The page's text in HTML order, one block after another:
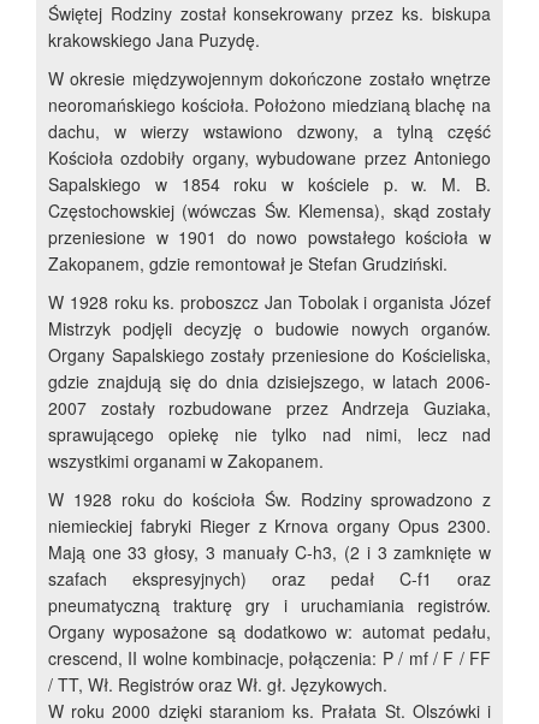
Świętej Rodziny został konsekrowany przez ks. biskupa
krakowskiego Jana Puzydę.
W okresie międzywojennym dokończone zostało wnętrze
neoromańskiego kościoła. Położono miedzianą blachę na
dachu, w wierzy wstawiono dzwony, a tylną część
Kościoła ozdobiły organy, wybudowane przez Antoniego
Sapalskiego w 1854 roku w kościele p. w. M. B.
Częstochowskiej (wówczas Św. Klemensa), skąd zostały
przeniesione w 1901 do nowo powstałego kościoła w
Zakopanem, gdzie remontował je Stefan Grudziński.
W 1928 roku ks. proboszcz Jan Tobolak i organista Józef
Mistrzyk podjęli decyzję o budowie nowych organów.
Organy Sapalskiego zostały przeniesione do Kościeliska,
gdzie znajdują się do dnia dzisiejszego, w latach 2006-
2007 zostały rozbudowane przez Andrzeja Guziaka,
sprawującego opiekę nie tylko nad nimi, lecz nad
wszystkimi organami w Zakopanem.
W 1928 roku do kościoła Św. Rodziny sprowadzono z
niemieckiej fabryki Rieger z Krnova organy Opus 2300.
Mają one 33 głosy, 3 manuały C-h3, (2 i 3 zamknięte w
szafach ekspresyjnych) oraz pedał C-f1 oraz
pneumatyczną trakturę gry i uruchamiania registrów.
Organy wyposażone są dodatkowo w: automat pedału,
crescend, II wolne kombinacje, połączenia: P / mf / F / FF
/ TT, Wł. Registrów oraz Wł. gł. Językowych.
W roku 2000 dzięki staraniom ks. Prałata St. Olszówki i